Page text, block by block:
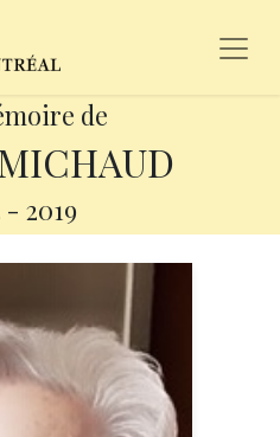
de
- 2019